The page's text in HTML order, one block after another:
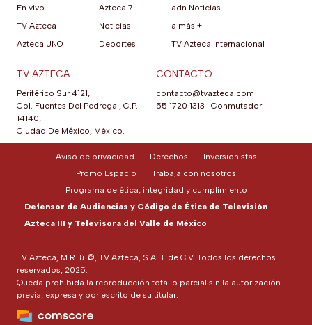
En vivo
TV Azteca
Azteca UNO
Azteca 7
Noticias
Deportes
adn Noticias
a más +
TV Azteca Internacional
TV AZTECA
Periférico Sur 4121,
Col. Fuentes Del Pedregal, C.P.
14140,
Ciudad De México, México.
CONTACTO
contacto@tvazteca.com
55 1720 1313
Conmutador
TV Azteca, M.R. & ©, TV Azteca, S.A.B. de C.V. Todos los derechos
reservados, 2025.
Queda prohibida la reproducción total o parcial sin la autorización
previa, expresa y por escrito de su titular.
Aviso de privacidad Derechos
Inversionistas
Promo Espacio
Trabaja con nosotros
Programa de ética, integridad y cumplimiento
Defensor de Audiencias y Código de Ética de Televisión
Azteca III y Televisora del Valle de México